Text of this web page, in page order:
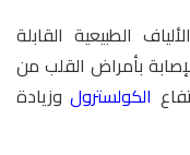
الطبيعية القابلة
بأمراض القلب من
الكولسترولوزيادة